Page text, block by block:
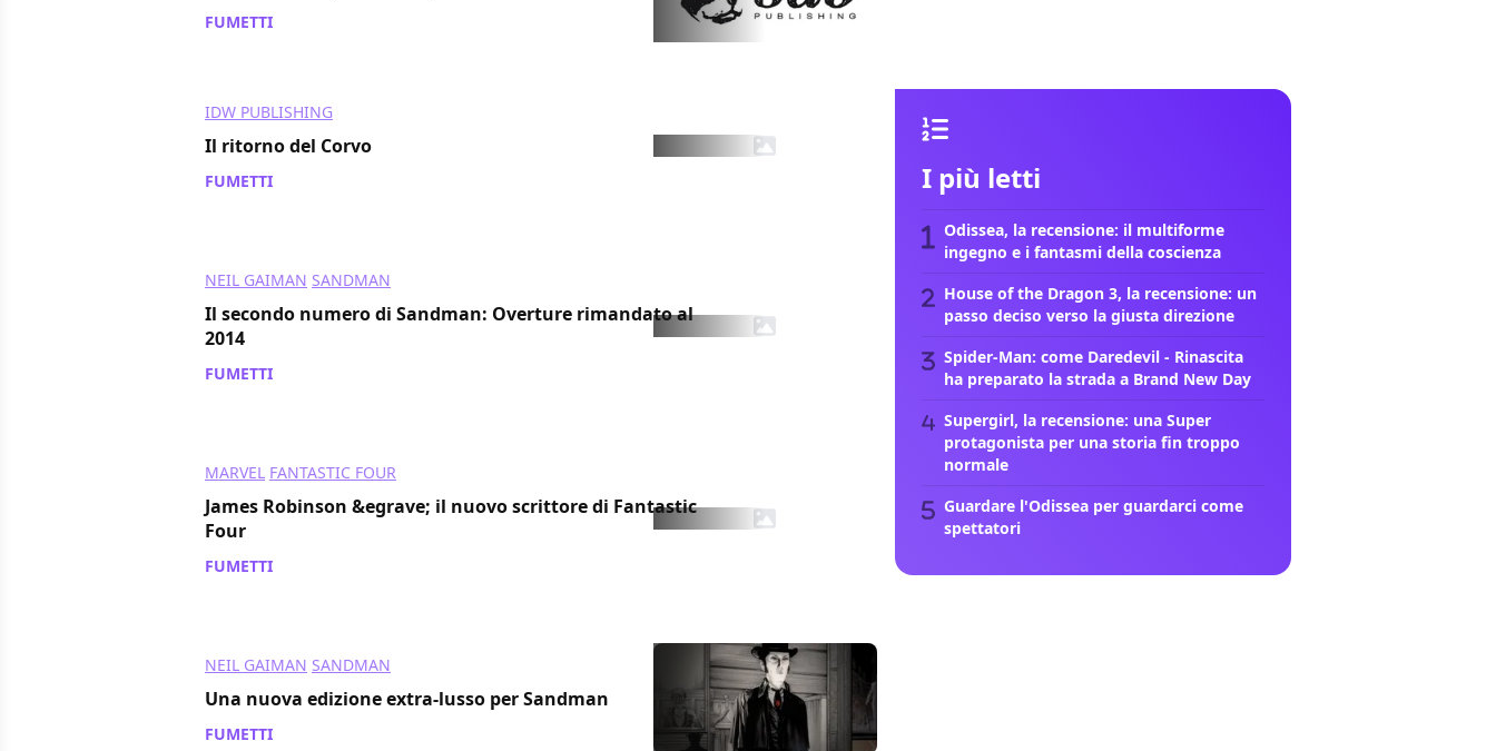
FUMETTI
IDW PUBLISHING
Il ritorno del Corvo
FUMETTI
NEIL GAIMAN SANDMAN
Il secondo numero di Sandman: Overture rimandato al
2014
FUMETTI
MARVEL FANTASTIC FOUR
James Robinson &egrave; il nuovo scrittore di Fantastic
Four
FUMETTI
NEIL GAIMAN SANDMAN
Una nuova edizione extra-lusso per Sandman
FUMETTI
I più letti
Odissea, la recensione: il multiforme
ingegno e i fantasmi della coscienza
House of the Dragon 3, la recensione: un
passo deciso verso la giusta direzione
Spider-Man: come Daredevil - Rinascita
ha preparato la strada a Brand New Day
Supergirl, la recensione: una Super
protagonista per una storia fin troppo
normale
Guardare l'Odissea per guardarci come
spettatori